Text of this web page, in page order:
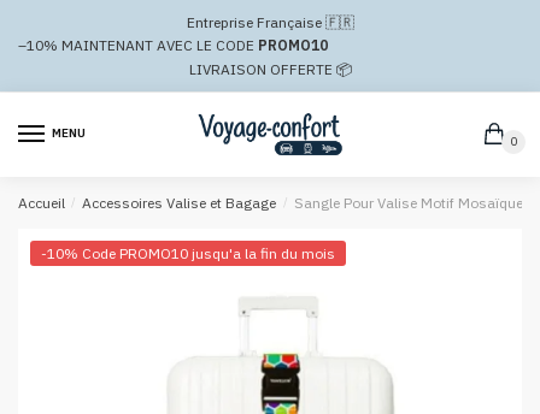
navigation
Entreprise Française 🇫🇷
–10% MAINTENANT AVEC LE CODE PROMO10
LIVRAISON OFFERTE 📦
MENU
0
Accueil / Accessoires Valise et Bagage / Sangle Pour Valise Motif Mosaïque
-10% Code PROMO10 jusqu'a la fin du mois